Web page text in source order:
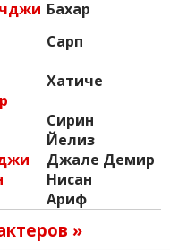
Бахар
Сарп
Хатиче
Сирин
Йелиз
Джале Демир
Нисан
Ариф
»